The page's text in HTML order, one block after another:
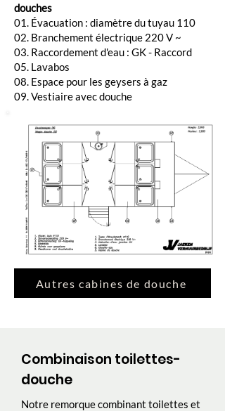
douches
01. Évacuation : diamètre du tuyau 110
02. Branchement électrique 220 V ~
03. Raccordement d'eau : GK - Raccord
05. Lavabos
08. Espace pour les geysers à gaz
09. Vestiaire avec douche
Autres cabines de douche
Combinaison toilettes-
douche
Notre remorque combinant toilettes et